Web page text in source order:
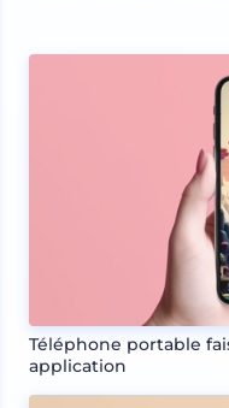
Téléphone portable
application